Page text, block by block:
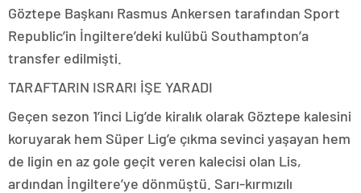
Göztepe Başkanı Rasmus Ankersen tarafından Sport
Republic’in İngiltere’deki kulübü Southampton’a
transfer edilmişti.
TARAFTARIN ISRARI İŞE YARADI
Geçen sezon 1’inci Lig’de kiralık olarak Göztepe kalesini
koruyarak hem Süper Lig’e çıkma sevinci yaşayan hem
de ligin en az gole geçit veren kalecisi olan Lis,
ardından İngiltere’ye dönmüştü. Sarı-kırmızılı